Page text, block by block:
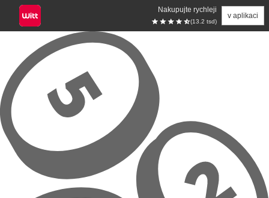
Nakupujte rychleji
(13.2 tsd)
v aplikaci
Přeskočit na hlavní obsah